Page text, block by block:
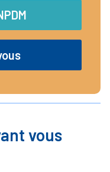
vous